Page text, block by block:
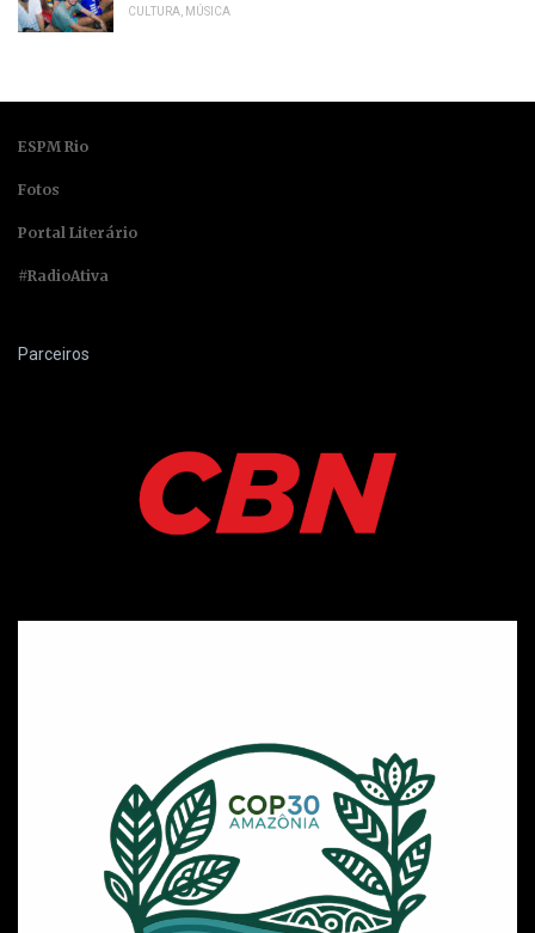
CULTURA, MÚSICA
ESPM Rio
Fotos
Portal Literário
#RadioAtiva
Parceiros